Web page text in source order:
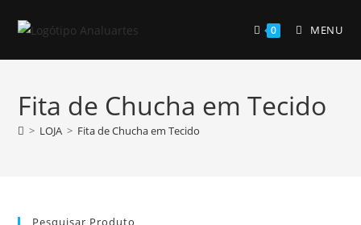
0 MENU
Fita de Chucha em Tecido
> LOJA > Fita de Chucha em Tecido
Pesquisar Produto